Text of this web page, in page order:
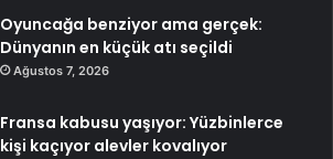
Oyuncağa benziyor ama gerçek:
Dünyanın en küçük atı seçildi
Ağustos 7, 2026
Fransa kabusu yaşıyor: Yüzbinlerce
kişi kaçıyor alevler kovalıyor